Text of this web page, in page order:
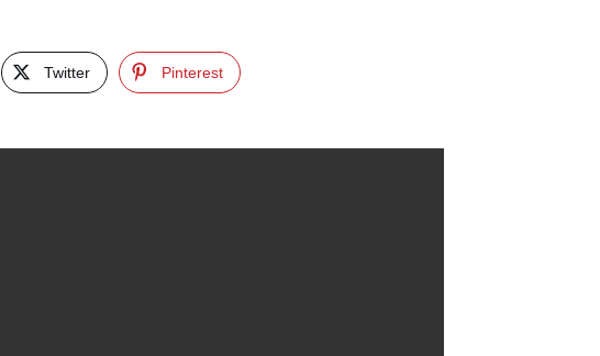
Twitter Pinterest